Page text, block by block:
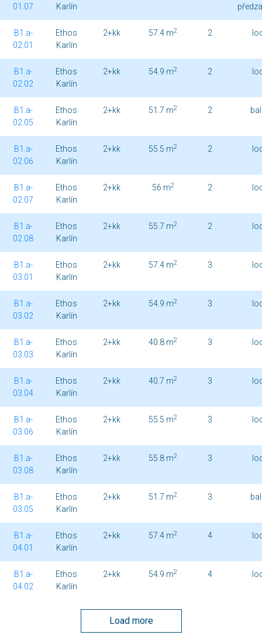
01.07 Karlín
B1.a-
02.01
Ethos
Karlín
2+kk 57.4 m2 2
B1.a-
02.02
Ethos
Karlín
2+kk 54.9 m2 2
B1.a-
02.05
Ethos
Karlín
2+kk 51.7 m2 2
B1.a-
02.06
Ethos
Karlín
2+kk 55.5 m2 2
B1.a-
02.07
Ethos
Karlín
2+kk 56 m2 2
B1.a-
02.08
Ethos
Karlín
2+kk 55.7 m2 2
B1.a-
03.01
Ethos
Karlín
2+kk 57.4 m2 3
B1.a-
03.02
Ethos
Karlín
2+kk 54.9 m2 3
B1.a-
03.03
Ethos
Karlín
2+kk 40.8 m2 3
B1.a-
03.04
Ethos
Karlín
2+kk 40.7 m2 3
B1.a-
03.06
Ethos
Karlín
2+kk 55.5 m2 3
B1.a-
03.08
Ethos
Karlín
2+kk 55.8 m2 3
B1.a-
03.05
Ethos
Karlín
2+kk 51.7 m2 3
B1.a-
04.01
Ethos
Karlín
2+kk 57.4 m2 4
B1.a-
04.02
Ethos
Karlín
2+kk 54.9 m2 4
Load more